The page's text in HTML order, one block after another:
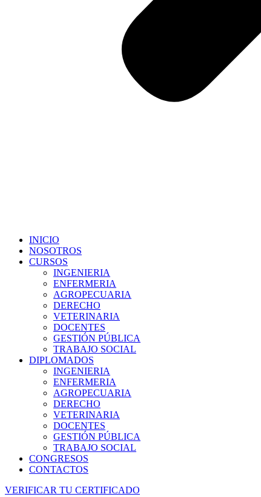
INICIO
NOSOTROS
CURSOS
INGENIERIA
ENFERMERIA
AGROPECUARIA
DERECHO
VETERINARIA
DOCENTES
GESTIÓN PÚBLICA
TRABAJO SOCIAL
DIPLOMADOS
INGENIERIA
ENFERMERIA
AGROPECUARIA
DERECHO
VETERINARIA
DOCENTES
GESTIÓN PÚBLICA
TRABAJO SOCIAL
CONGRESOS
CONTACTOS
VERIFICAR TU CERTIFICADO